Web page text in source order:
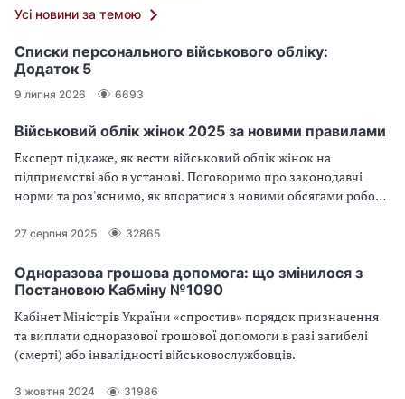
Усі новини за темою
Списки персонального військового обліку:
Додаток 5
9 липня 2026 6693
Військовий облік жінок 2025 за новими правилами
Експерт підкаже, як вести військовий облік жінок на
підприємстві або в установі. Поговоримо про законодавчі
норми та роз'яснимо, як впоратися з новими обсягами роботи
27 серпня 2025 32865
Одноразова грошова допомога: що змінилося з
Постановою Кабміну №1090
Кабінет Міністрів України «спростив» порядок призначення
та виплати одноразової грошової допомоги в разі загибелі
(смерті) або інвалідності військовослужбовців.
3 жовтня 2024 31986